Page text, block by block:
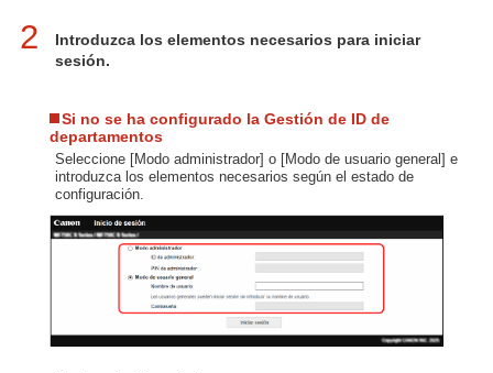
2
Introduzca los elementos necesarios para iniciar
sesión.
Si no se ha configurado la Gestión de ID de
departamentos
Seleccione [Modo administrador] o [Modo de usuario general] e
introduzca los elementos necesarios según el estado de
configuración.